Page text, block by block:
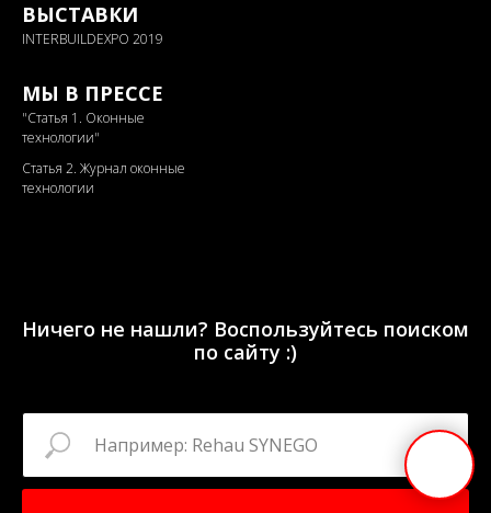
ВЫСТАВКИ
INTERBUILDEXPO 2019
МЫ В ПРЕССЕ
"Статья 1. Оконные
технологии"
Статья 2. Журнал оконные
технологии
Ничего не нашли? Воспользуйтесь поиском
по сайту :)